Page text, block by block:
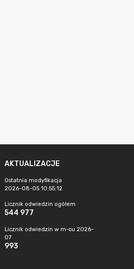
AKTUALIZACJE
Ostatnia modyfikacja
2026-08-05 10:55:12
Licznik odwiedzin ogółem
544 977
Licznik odwiedzin w m-cu 2026-
07
993